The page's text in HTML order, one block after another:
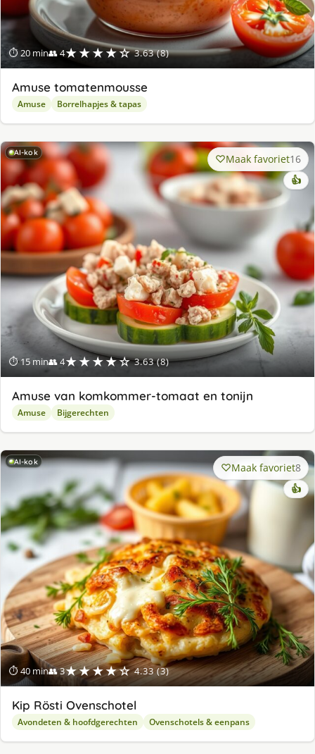
⏱ 20 min👥 4★★★★☆ 3.63 (8)
Amuse tomatenmousse
Amuse Borrelhapjes & tapas
AI-kok
⏱ 15 min👥 4★★★★☆ 3.63 (8)
Maak favoriet16
👍
Amuse van komkommer-tomaat en tonijn
Amuse Bijgerechten
AI-kok
⏱ 40 min👥 3★★★★☆ 4.33 (3)
Maak favoriet8
👍
Kip Rösti Ovenschotel
Avondeten & hoofdgerechten Ovenschotels & eenpans